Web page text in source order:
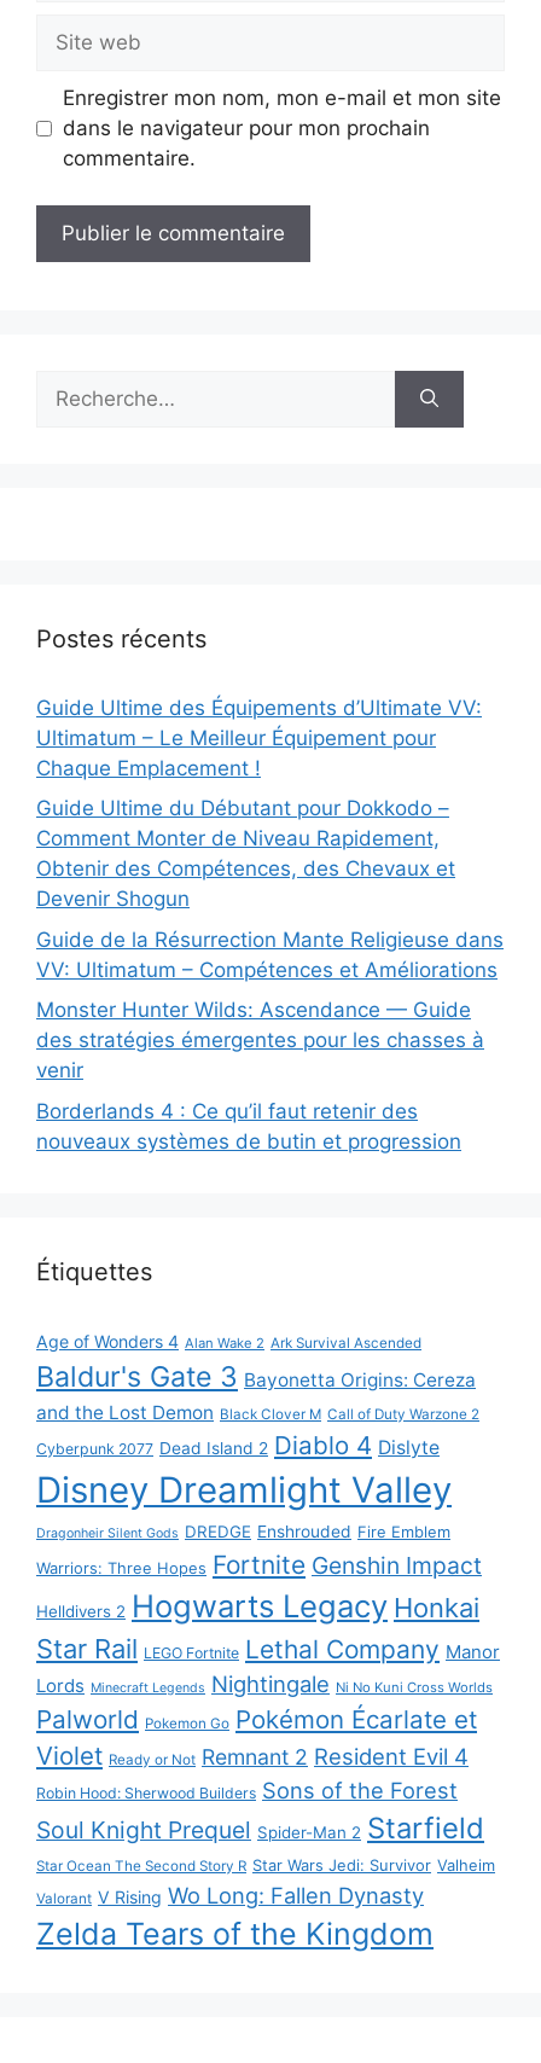
Site
web
Enregistrer mon nom, mon e-mail et mon site
dans le navigateur pour mon prochain
commentaire.
Postes récents
Guide Ultime des Équipements d’Ultimate VV:
Ultimatum – Le Meilleur Équipement pour
Chaque Emplacement !
Guide Ultime du Débutant pour Dokkodo –
Comment Monter de Niveau Rapidement,
Obtenir des Compétences, des Chevaux et
Devenir Shogun
Guide de la Résurrection Mante Religieuse dans
VV: Ultimatum – Compétences et Améliorations
Monster Hunter Wilds: Ascendance — Guide
des stratégies émergentes pour les chasses à
venir
Borderlands 4 : Ce qu’il faut retenir des
nouveaux systèmes de butin et progression
Étiquettes
Age of Wonders 4 Alan Wake 2 Ark Survival Ascended
Baldur's Gate 3 Bayonetta Origins: Cereza
and the Lost Demon Black Clover M Call of Duty Warzone 2
Cyberpunk 2077 Dead Island 2 Diablo 4 Dislyte
Disney Dreamlight Valley
Dragonheir Silent Gods DREDGE Enshrouded Fire Emblem
Warriors: Three Hopes Fortnite Genshin Impact
Helldivers 2 Hogwarts Legacy Honkai
Star Rail LEGO Fortnite Lethal Company Manor
Lords Minecraft Legends Nightingale Ni No Kuni Cross Worlds
Palworld Pokemon Go Pokémon Écarlate et
Violet Ready or Not Remnant 2 Resident Evil 4
Robin Hood: Sherwood Builders Sons of the Forest
Soul Knight Prequel Spider-Man 2 Starfield
Star Ocean The Second Story R Star Wars Jedi: Survivor Valheim
Valorant V Rising Wo Long: Fallen Dynasty
Zelda Tears of the Kingdom